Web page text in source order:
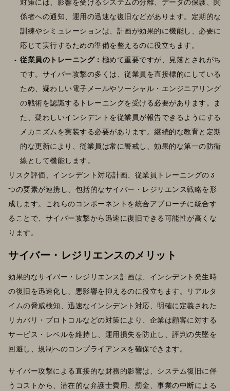
対策には、影響を受けるシステムの分離、データの保護、関
係者への通知、運用の迅速な復旧などがあります。定期的な
訓練やシミュレーションは、計画が効果的に機能し、必要に
応じて実行するための準備を整えるのに役立ちます。
従業員のトレーニング： 極めて重要ですが、見落とされがち
です。サイバー攻撃の多くは、従業員を直接標的にしている
ため、疑わしい電子メールやソーシャル・エンジニアリング
の戦術を認識するトレーニングを受ける必要があります。ま
た、疑わしいインシデントを従業員が報告できるようにする
メカニズムを実装する必要があります。継続的な教育と定期
的な更新により、従業員は常に警戒し、効果的な第一の防衛
線として機能します。
リスク評価、インシデント対応計画、従業員トレーニングの 3
つの要素が連携し、包括的なサイバー・レジリエンス戦略を形
成します。これらのコンポーネントを統合アプローチに統合す
ることで、サイバー攻撃から迅速に復旧できる可能性が高くな
ります。
サイバー・レジリエンスのメリット
効果的なサイバー・レジリエンス計画は、インシデント発生時
の復旧を迅速化し、悪影響を抑えるのに役立ちます。リアルタ
イムの脅威検知、迅速なインシデント対応、明確に定義された
リカバリ・プロトコルなどの対策により、企業は顧客に対する
サービス・レベルを維持し、運用損失を防止し、評判の失墜を
回避し、規制へのコンプライアンスを確保できます。
サイバー攻撃による直接的な財務的影響は、システム復旧に伴
うコストから、潜在的な弁護士費用、罰金、事業の中断による